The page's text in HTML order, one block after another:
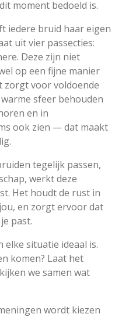
moment bedoeld is.
iedere bruid haar eigen
uit vier passecties:
Deze zijn niet
op een fijne manier
zorgt voor voldoende
sfeer behouden
en in
ook zien — dat maakt
tegelijk passen,
werkt deze
Het houdt de rust in
en zorgt ervoor dat
past.
situatie ideaal is.
komen? Laat het
we samen wat
wordt kiezen